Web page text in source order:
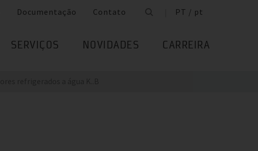
Documentação Contato PT / pt
SERVIÇOS NOVIDADES CARREIRA